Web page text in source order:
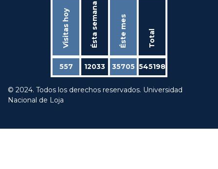
Visitas hoy Ésta semana Éste mes Total
557 12033 35705 545198
© 2024. Todos los derechos reservados. Universidad
Nacional de Loja